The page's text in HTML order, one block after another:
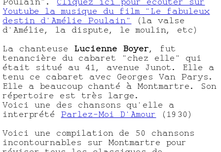
Poulain". Cliquez ici pour écouter sur
Youtube la musique du film "Le fabuleux
destin d'Amélie Poulain"
(la valse
d'Amélie, la dispute, le moulin, etc)
La chanteuse Lucienne Boyer, fut
tenancière du cabaret "chez elle" qui
était situé au 41, avenue Junot. Elle a
tenu ce cabaret avec Georges Van Parys.
Elle a beaucoup chanté à Montmartre. Son
répertoire est très large.
Voici une des chansons qu'elle a
interprété Parlez-Moi D'Amour (1930)
Voici une compilation de 50 chansons
incontournables sur Montmartre pour